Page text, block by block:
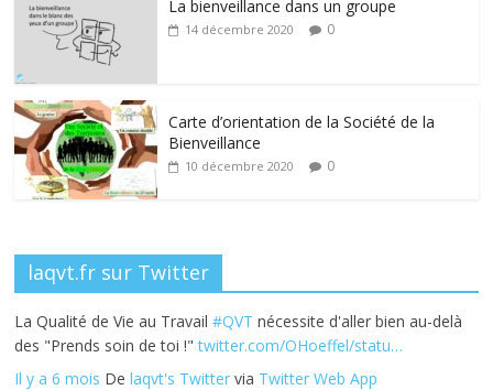
b
o
o
k
er e e g
La bienveillance dans un groupe
14 décembre 2020 0
Carte d’orientation de la Société de la
Bienveillance
10 décembre 2020 0
laqvt.fr sur Twitter
La Qualité de Vie au Travail#QVT nécessite d'aller bien au-delà
des "Prends soin de toi !"twitter.com/OHoeffel/statu…
Il y a 6 mois Delaqvt's Twitter via Twitter Web App